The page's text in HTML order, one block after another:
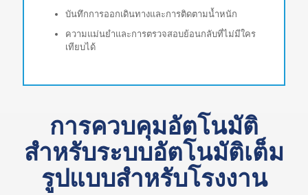
บันทึกการออกเดินทางและการติดตามน้ำหนัก
ความแม่นยำและการตรวจสอบย้อนกลับที่ไม่มีใคร
เทียบได้
การควบคุมอัตโนมัติ
สำหรับระบบอัตโนมัติเต็ม
รูปแบบสำหรับโรงงาน